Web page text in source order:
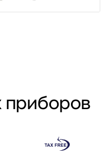
приборов